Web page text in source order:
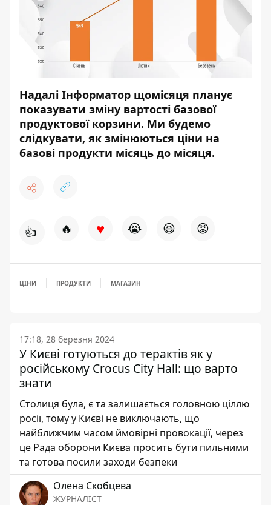
Надалі Інформатор щомісяця планує
показувати зміну вартості базової
продуктової корзини. Ми будемо
слідкувати, як змінюються ціни на
базові продукти місяць до місяця.
👍 🔥 ♥ 😭 😆 😡
ЦІНИ ПРОДУКТИ МАГАЗИН
17:18, 28 березня 2024
У Києві готуються до терактів як у
російському Crocus City Hall: що варто
знати
Столиця була, є та залишається головною ціллю
росії, тому у Києві не виключають, що
найближчим часом ймовірні провокації, через
це Рада оборони Києва просить бути пильними
та готова посили заходи безпеки
Олена Скобцева
ЖУРНАЛІСТ